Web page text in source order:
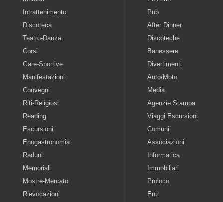
Intrattenimento
Discoteca
Teatro-Danza
Corsi
Gare-Sportive
Manifestazioni
Convegni
Riti-Religiosi
Reading
Escursioni
Enogastronomia
Raduni
Memoriali
Mostre-Mercato
Rievocazioni
Pub
After Dinner
Discoteche
Benessere
Divertimenti
Auto/Moto
Media
Agenzie Stampa
Viaggi Escursioni
Comuni
Associazioni
Informatica
Immobiliari
Proloco
Enti